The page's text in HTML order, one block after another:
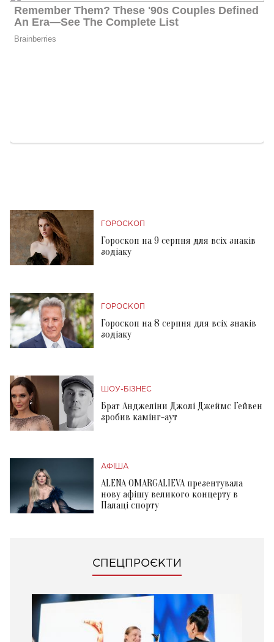
ГОРОСКОП
Гороскоп на 9 серпня для всіх знаків
зодіаку
ГОРОСКОП
Гороскоп на 8 серпня для всіх знаків
зодіаку
ШОУ-БІЗНЕС
Брат Анджеліни Джолі Джеймс Гейвен
зробив камінг-аут
АФІША
ALENA OMARGALIEVA презентувала
нову афішу великого концерту в
Палаці спорту
СПЕЦПРОЄКТИ